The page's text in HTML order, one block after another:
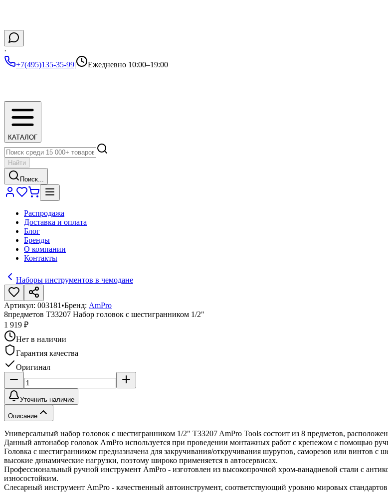
·
+7(495)135-35-99| Ежедневно 10:00–19:00
КАТАЛОГ
Найти
Поиск...
Распродажа
Доставка и оплата
Блог
Бренды
О компании
Контакты
Наборы инструментов в чемодане
Артикул: 003181 •Бренд: AmPro
8предметов T33207 Набор головок с шестигранником 1/2"
1 919 ₽
Нет в наличии
Гарантия качества
Оригинал
Уточнить наличие
Описание
Универсальный набор головок с шестигранником 1/2" T33207 AmPro Tools состоит из 8 предметов,
Данный автонабор головок AmPro используется при проведении монтажных работ с крепежом с помощью
Головка с шестигранником предназначена для закручивания/откручивания шурупов, саморезов или винтов
высокие динамические нагрузки, поэтому широко применяется в автосервисах.
Профессиональный ручной инструмент AmPro - изготовлен из высокопрочной хром-ванадиевой стали с
износостойким.
Слесарный инструмент AmPro - качественный автоинструмент, соответствующий уровню мировых